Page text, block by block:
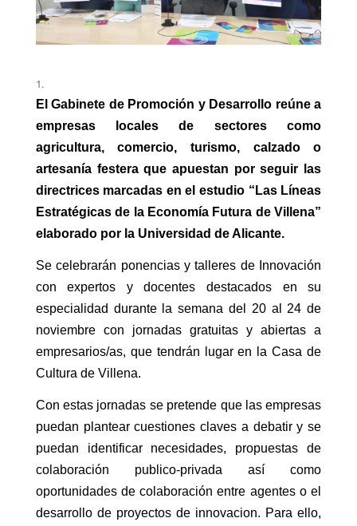
El Gabinete de Promoción y Desarrollo reúne a
empresas locales de sectores como
agricultura, comercio, turismo, calzado o
artesanía festera que apuestan por seguir las
directrices marcadas en el estudio “Las Líneas
Estratégicas de la Economía Futura de Villena”
elaborado por la Universidad de Alicante.
Se celebrarán ponencias y talleres de Innovación
con expertos y docentes destacados en su
especialidad durante la semana del 20 al 24 de
noviembre con jornadas gratuitas y abiertas a
empresarios/as, que tendrán lugar en la Casa de
Cultura de Villena.
Con estas jornadas se pretende que las empresas
puedan plantear cuestiones claves a debatir y se
puedan identificar necesidades, propuestas de
colaboración publico-privada así como
oportunidades de colaboración entre agentes o el
desarrollo de proyectos de innovacion. Para ello,